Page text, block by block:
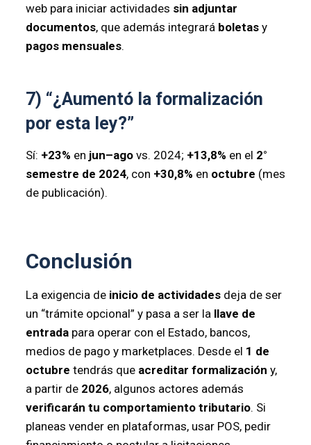
web para iniciar actividades sin adjuntar
documentos, que además integrará boletasy
pagos mensuales.
7) “¿Aumentó la formalización
por esta ley?”
Sí: +23% en jun–agovs. 2024; +13,8% en el 2°
semestre de 2024, con +30,8% en octubre (mes
de publicación).
Conclusión
La exigencia de inicio de actividadesdeja de ser
un “trámite opcional” y pasa a ser la llave de
entradapara operar con el Estado, bancos,
medios de pago y marketplaces. Desde el 1 de
octubre tendrás que acreditar formalización y,
a partir de 2026, algunos actores además
verificarán tu comportamiento tributario. Si
planeas vender en plataformas, usar POS, pedir